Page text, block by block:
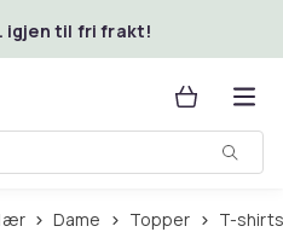
igjen til fri frakt!
Dame Topper T-shirts